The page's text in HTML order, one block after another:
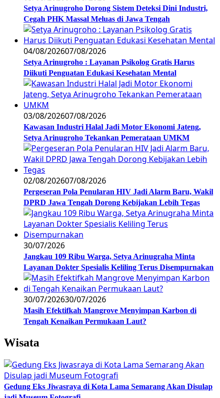
Setya Arinugroho Dorong Sistem Deteksi Dini Industri,
Cegah PHK Massal Meluas di Jawa Tengah
04/08/202607/08/2026
Setya Arinugroho : Layanan Psikolog Gratis Harus
Diikuti Penguatan Edukasi Kesehatan Mental
03/08/202607/08/2026
Kawasan Industri Halal Jadi Motor Ekonomi Jateng,
Setya Arinugroho Tekankan Pemerataan UMKM
02/08/202607/08/2026
Pergeseran Pola Penularan HIV Jadi Alarm Baru, Wakil
DPRD Jawa Tengah Dorong Kebijakan Lebih Tegas
30/07/2026
Jangkau 109 Ribu Warga, Setya Arinugraha Minta
Layanan Dokter Spesialis Keliling Terus Disempurnakan
30/07/202630/07/2026
Masih Efektifkah Mangrove Menyimpan Karbon di
Tengah Kenaikan Permukaan Laut?
Wisata
Gedung Eks Jiwasraya di Kota Lama Semarang Akan Disulap